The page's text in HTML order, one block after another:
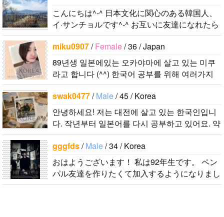
こんにちは^-^ 日本文化に関心のある韓国人、
イ·サンチョルです^-^ お互いに友達になれたら
いいなと思います^-^ どうぞよろしくお願いし
ます^..
miku0907/Female/ 36 / Japan
89년생 일본에있는 오카야마에 살고 있는 미쿠
라고 합니다 (^^) 한국어 공부를 위해 여러가지
얘기할수 있는 친구를 찾고 있습니다!! 일본어를
공부하고 있는분이랑 같이 얘기하면..
swak0477/Male/ 45 / Korea
안녕하세요! 저는 대전에 살고 있는 한국인입니
다. 작년부터 일본어를 다시 공부하고 있어요. 약
간의 의사소통은 할 수 있는 수준이죠. 일본어공
부를 위해 일본드라마나 영화 애니메..
gggfds/Male/ 34 / Korea
おはようございます！ 私は92年生です。 ペン
パル友達を作りたくて加入するようになりまし
た。 日本文化をたくさん好きです。 食べ物も